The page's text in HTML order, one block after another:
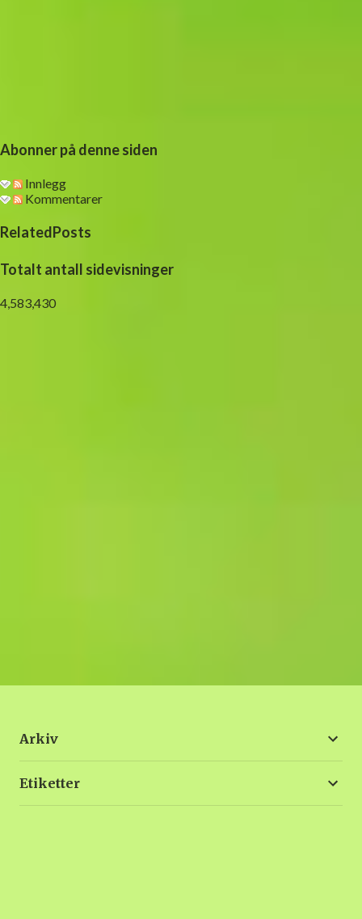
Abonner på denne siden
Innlegg
Kommentarer
RelatedPosts
Totalt antall sidevisninger
4,583,430
Arkiv
Etiketter